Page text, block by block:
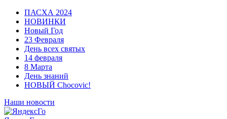
ПАСХА 2024
НОВИНКИ
Новый Год
23 Февраля
День всех святых
14 февраля
8 Марта
День знаний
НОВЫЙ Chocovic!
Наши новости